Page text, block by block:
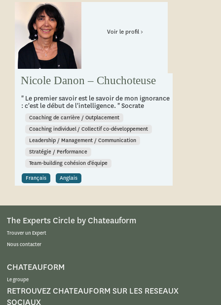
Nicole Danon – Chuchoteuse
" Le premier savoir est le savoir de mon ignorance
: c'est le début de l'intelligence. " Socrate
Coaching de carrière / Outplacement
Coaching individuel / Collectif co-développement
Leadership / Management / Communication
Stratégie / Performance
Team-building cohésion d’équipe
Anglais
Français
Voir le profil >
The Experts Circle by Chateauform
Trouver un Expert
Nous contacter
CHATEAUFORM
Le groupe
RETROUVEZ CHATEAUFORM SUR LES RESEAUX
SOCIAUX